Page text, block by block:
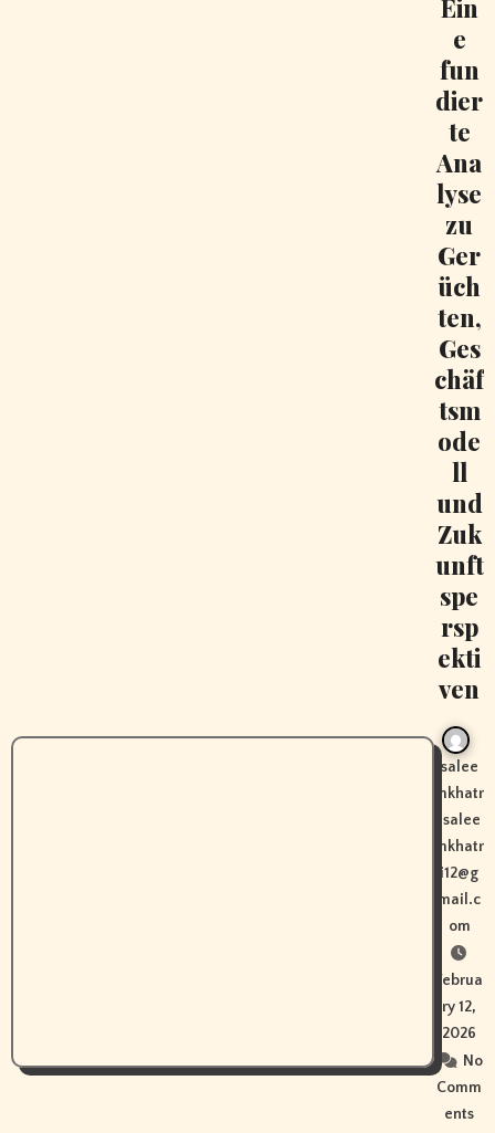
Ein
e
fun
dier
te
Ana
lyse
zu
Ger
üch
ten,
Ges
chäf
tsm
ode
ll
und
Zuk
unft
spe
rsp
ekti
ven
salee
mkhatr
isalee
mkhatr
i12@g
mail.c
om
Februa
ry 12,
2026
No
Comm
ents